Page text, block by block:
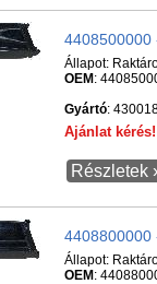
4408500000
Állapot:
OEM :
Gyártó:
Ajánlat
Részletek
4408800000
Állapot:
OEM :